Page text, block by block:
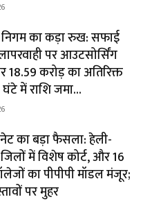
का कड़ा रुख: सफाई
पर आउटसोर्सिंग
₹18.59 करोड़ का अतिरिक्त
घंटे में राशि जमा...
का बड़ा फैसला: हेली-
में विशेष कोर्ट, और 16
का पीपीपी मॉडल मंजूर;
पर मुहर